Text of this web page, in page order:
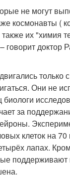
не могут
космонавты (
их "химия
говорит
Они не
за
клеток на
лапах.